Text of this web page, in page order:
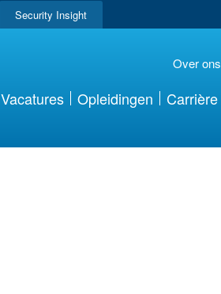
Security Insight
Over ons
Vacatures Opleidingen Carrière